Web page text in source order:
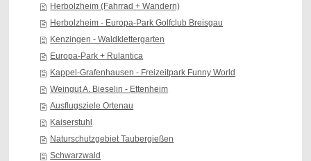
Herbolzheim (Fahrrad + Wandern)
Herbolzheim - Europa-Park Golfclub Breisgau
Kenzingen - Waldklettergarten
Europa-Park + Rulantica
Kappel-Grafenhausen - Freizeitpark Funny World
Weingut A. Bieselin - Ettenheim
Ausflugsziele Ortenau
Kaiserstuhl
Naturschutzgebiet Taubergießen
Schwarzwald